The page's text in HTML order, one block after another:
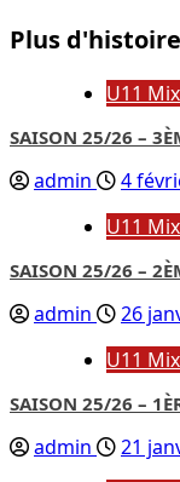
Plus
U11
SAISON 25/26 –
admin 4
U11
SAISON 25/26 –
admin 26
U11
SAISON 25/26 –
admin 21